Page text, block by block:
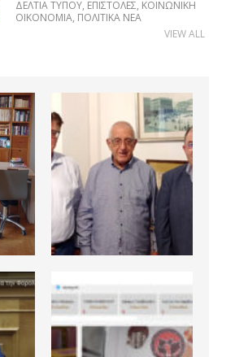
ΔΕΛΤΊΑ ΤΎΠΟΥ, ΕΠΙΣΤΟΛΈΣ, ΚΟΙΝΩΝΙΚΉ
ΟΙΚΟΝΟΜΊΑ, ΠΟΛΙΤΙΚΆ ΝΈΑ
VIEW ALL